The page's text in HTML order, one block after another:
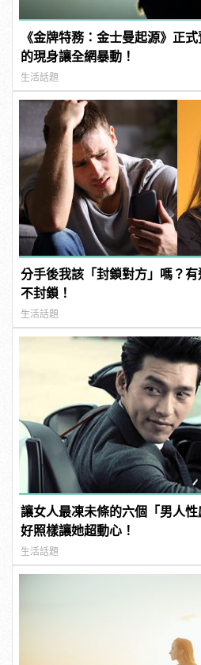
《金牌特務：金士曼起源》正
的現身讓全網暴動！
生活話題
分手後我該「封鎖對方」嗎？
不封鎖！
生活話題
讓女人最凍未條的六個「男人
好照樣讓她超動心！
生活話題